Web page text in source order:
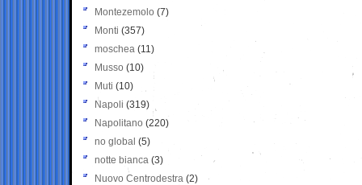
Montezemolo (7)
Monti (357)
moschea (11)
Musso (10)
Muti (10)
Napoli (319)
Napolitano (220)
no global (5)
notte bianca (3)
Nuovo Centrodestra (2)